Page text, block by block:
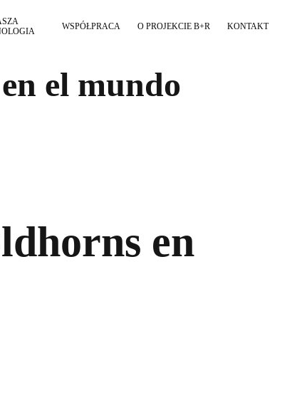
WSPÓŁPRACA O PROJEKCIE B+R KONTAKT
el mundo
en